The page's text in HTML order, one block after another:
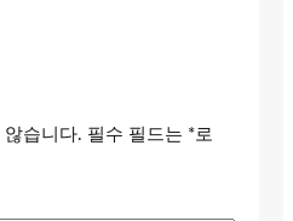
않습니다. 필수 필드는 *로